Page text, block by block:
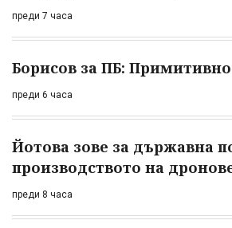
преди 7 часа
Борисов за ПБ:
преди 6 часа
Йотова зове за държавна
производството на
преди 8 часа